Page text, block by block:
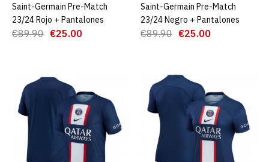
Camiseta Sin Mangas Paris
Saint-Germain Pre-Match
€89.90 €25.00
AGREGAR AL CARRO
ADD TO COMPARE
ADD TO WISHLIST
Saint-Germain Pre-Match
23/24 Rojo + Pantalones
€89.90 €25.00
Saint-Germain Pre-Match
23/24 Negro + Pantalones
€89.90 €25.00